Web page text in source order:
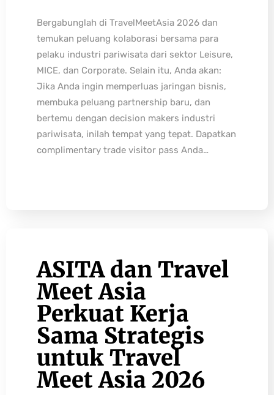
Bergabunglah di TravelMeetAsia 2026 dan
temukan peluang kolaborasi bersama para
pelaku industri pariwisata dari sektor Leisure,
MICE, dan Corporate. Selain itu, Anda akan:
Jika Anda ingin memperluas jaringan bisnis,
membuka peluang partnership baru, dan
bertemu dengan decision makers industri
pariwisata, inilah tempat yang tepat. Dapatkan
complimentary trade visitor pass Anda…
ASITA dan Travel
Meet Asia
Perkuat Kerja
Sama Strategis
untuk Travel
Meet Asia 2026